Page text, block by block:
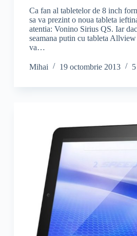
Ca fan al tabletelor de 8 inch
sa va prezint o noua tableta
atentia: Vonino Sirius QS. Iar
seamana putin cu tableta
va…
Mihai 19 octombrie 2013